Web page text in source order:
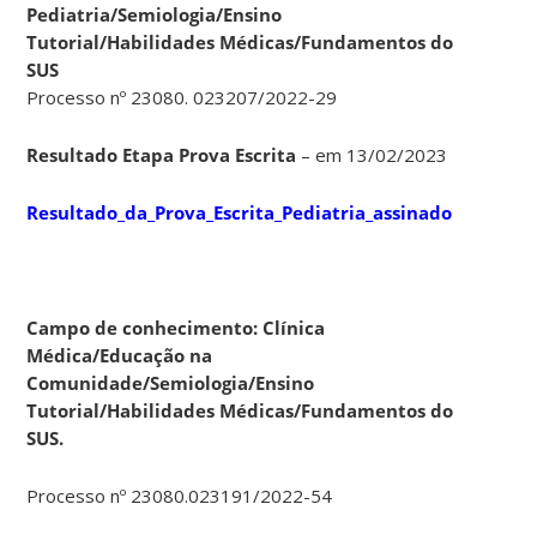
Pediatria/Semiologia/Ensino
Tutorial/Habilidades Médicas/Fundamentos do
SUS
Processo nº 23080. 023207/2022-29
Resultado Etapa Prova Escrita – em 13/02/2023
Resultado_da_Prova_Escrita_Pediatria_assinado
Campo de conhecimento: Clínica
Médica/Educação na
Comunidade/Semiologia/Ensino
Tutorial/Habilidades Médicas/Fundamentos do
SUS.
Processo nº 23080.023191/2022-54